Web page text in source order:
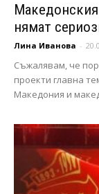
нямат
Лина Иванова -
Съжалявам, че
проекти главна
Македония и